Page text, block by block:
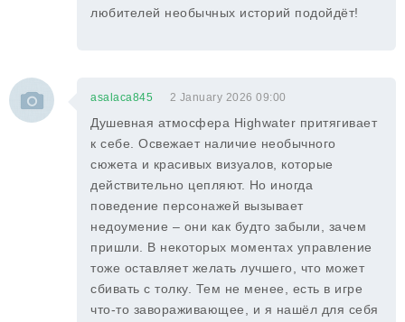
любителей необычных историй подойдёт!
asalaca845 2 January 2026 09:00
Душевная атмосфера Highwater притягивает
к себе. Освежает наличие необычного
сюжета и красивых визуалов, которые
действительно цепляют. Но иногда
поведение персонажей вызывает
недоумение – они как будто забыли, зачем
пришли. В некоторых моментах управление
тоже оставляет желать лучшего, что может
сбивать с толку. Тем не менее, есть в игре
что-то завораживающее, и я нашёл для себя